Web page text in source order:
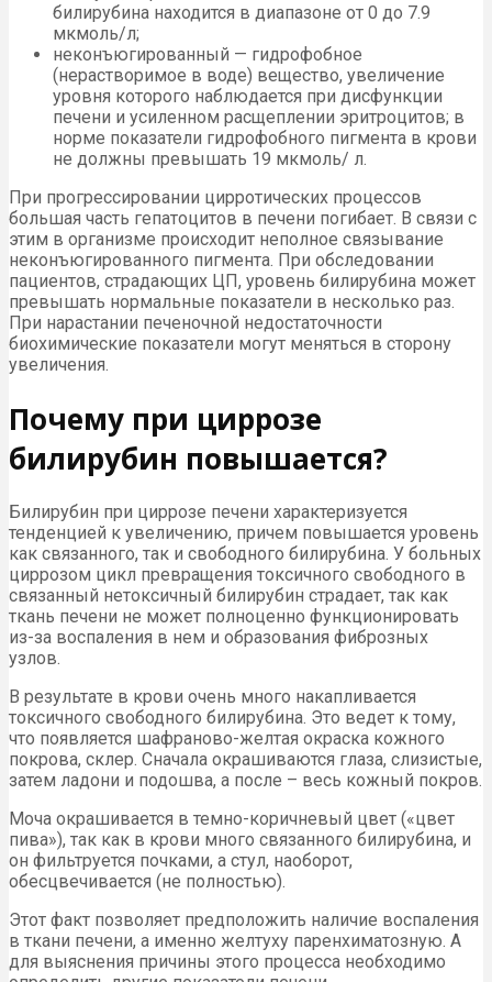
билирубина находится в диапазоне от 0 до 7.9
мкмоль/л;
неконъюгированный — гидрофобное
(нерастворимое в воде) вещество, увеличение
уровня которого наблюдается при дисфункции
печени и усиленном расщеплении эритроцитов; в
норме показатели гидрофобного пигмента в крови
не должны превышать 19 мкмоль/ л.
При прогрессировании цирротических процессов
большая часть гепатоцитов в печени погибает. В связи с
этим в организме происходит неполное связывание
неконъюгированного пигмента. При обследовании
пациентов, страдающих ЦП, уровень билирубина может
превышать нормальные показатели в несколько раз.
При нарастании печеночной недостаточности
биохимические показатели могут меняться в сторону
увеличения.
Почему при циррозе
билирубин повышается?
Билирубин при циррозе печени характеризуется
тенденцией к увеличению, причем повышается уровень
как связанного, так и свободного билирубина. У больных
циррозом цикл превращения токсичного свободного в
связанный нетоксичный билирубин страдает, так как
ткань печени не может полноценно функционировать
из-за воспаления в нем и образования фиброзных
узлов.
В результате в крови очень много накапливается
токсичного свободного билирубина. Это ведет к тому,
что появляется шафраново-желтая окраска кожного
покрова, склер. Сначала окрашиваются глаза, слизистые,
затем ладони и подошва, а после – весь кожный покров.
Моча окрашивается в темно-коричневый цвет («цвет
пива»), так как в крови много связанного билирубина, и
он фильтруется почками, а стул, наоборот,
обесцвечивается (не полностью).
Этот факт позволяет предположить наличие воспаления
в ткани печени, а именно желтуху паренхиматозную. А
для выяснения причины этого процесса необходимо